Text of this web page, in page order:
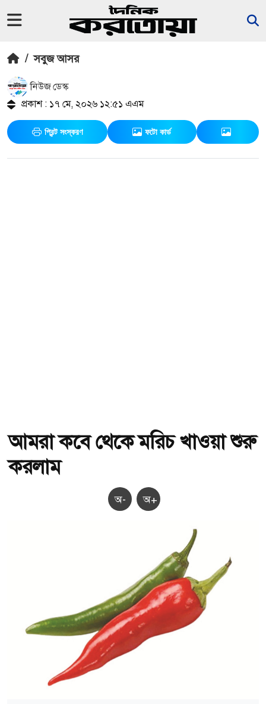
/ সবুজ আসর
নিউজ ডেস্ক
প্রকাশ : ১৭ মে, ২০২৬ ১২:৫১ এএম
প্রিন্ট সংস্করণ ফটো কার্ড
আমরা কবে থেকে মরিচ খাওয়া শুরু
করলাম
অ- অ+